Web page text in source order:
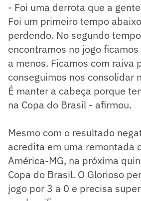
- Foi uma derrota que a
Foi um primeiro tempo
perdendo. No segundo
encontramos no jogo
a menos. Ficamos com raiva
conseguimos nos consolidar
É manter a cabeça porque
na Copa do Brasil - afirmou.
Mesmo com o resultado
acredita em uma remontada
América-MG, na próxima
Copa do Brasil. O Glorioso
jogo por 3 a 0 e precisa